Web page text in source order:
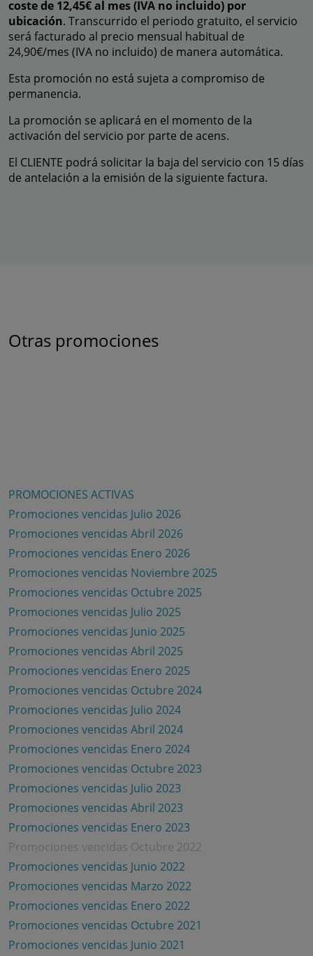
coste de 12,45€ al mes (IVA no incluido) por
ubicación. Transcurrido el periodo gratuito, el servicio
será facturado al precio mensual habitual de
24,90€/mes (IVA no incluido) de manera automática.
Esta promoción no está sujeta a compromiso de
permanencia.
La promoción se aplicará en el momento de la
activación del servicio por parte de acens.
El CLIENTE podrá solicitar la baja del servicio con 15 días
de antelación a la emisión de la siguiente factura.
Otras promociones
PROMOCIONES ACTIVAS
Promociones vencidas Julio 2026
Promociones vencidas Abril 2026
Promociones vencidas Enero 2026
Promociones vencidas Noviembre 2025
Promociones vencidas Octubre 2025
Promociones vencidas Julio 2025
Promociones vencidas Junio 2025
Promociones vencidas Abril 2025
Promociones vencidas Enero 2025
Promociones vencidas Octubre 2024
Promociones vencidas Julio 2024
Promociones vencidas Abril 2024
Promociones vencidas Enero 2024
Promociones vencidas Octubre 2023
Promociones vencidas Julio 2023
Promociones vencidas Abril 2023
Promociones vencidas Enero 2023
Promociones vencidas Octubre 2022
Promociones vencidas Junio 2022
Promociones vencidas Marzo 2022
Promociones vencidas Enero 2022
Promociones vencidas Octubre 2021
Promociones vencidas Junio 2021